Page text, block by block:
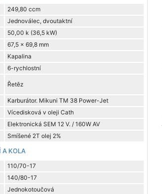
249,80 ccm
Jednoválec, dvoutaktní
50,00 k (36,5 kW)
67,5 x 69,8 mm
Kapalina
6-rychlostní
Řetěz
Karburátor. Mikuni TM 38 Power-Jet
Vícedisková v oleji Cath
Elektronická SEM 12 V. / 160W AV
Smíšené 2T olej 2%
A KOLA
110/70-17
140/80-17
Jednokotoučová